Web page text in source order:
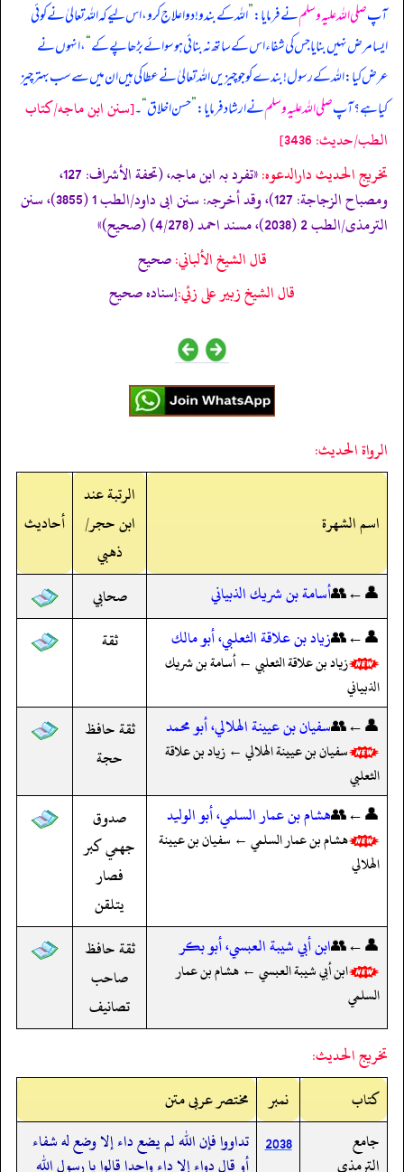
آپصلی اللہ علیہ وسلمنے فرمایا:”اللہ کے بندو! دوا علاج کرو، اس لیے کہ اللہ تعالیٰ نے کوئی
ایسا مرض نہیں بنایا جس کی شفاء اس کے ساتھ نہ بنائی ہو سوائے بڑھاپے کے“، انہوں نے
عرض کیا: اللہ کے رسول! بندے کو جو چیزیں اللہ تعالیٰ نے عطا کی ہیں ان میں سے سب بہتر چیز
کیا ہے؟ آپصلی اللہ علیہ وسلمنے ارشاد فرمایا:”حسن اخلاق“۔[سنن ابن ماجه/كتاب
الطب/حدیث: 3436]
تخریج الحدیث دارالدعوہ:
«تفرد بہ ابن ماجہ، (تحفة الأشراف: 127،
ومصباح الزجاجة: 127)، وقد أخرجہ: سنن ابی داود/الطب 1 (3855)، سنن
الترمذی/الطب 2 (2038)، مسند احمد (4/278) (صحیح)»
قال الشيخ الألباني:صحيح
قال الشيخ زبير على زئي:إسناده صحيح
الرواة الحديث:
اسم الشهرة
الرتبة عند
ابن حجر/
ذهبي
أحاديث
👤←👥أسامة بن شريك الذبياني
صحابي
👤←👥زياد بن علاقة الثعلبي، أبو مالك
زياد بن علاقة الثعلبي ← أسامة بن شريك
الذبياني
ثقة
👤←👥سفيان بن عيينة الهلالي، أبو محمد
سفيان بن عيينة الهلالي ← زياد بن علاقة
الثعلبي
ثقة حافظ
حجة
👤←👥هشام بن عمار السلمي، أبو الوليد
هشام بن عمار السلمي ← سفيان بن عيينة
الهلالي
صدوق
جهمي كبر
فصار
يتلقن
👤←👥ابن أبي شيبة العبسي، أبو بكر
ابن أبي شيبة العبسي ← هشام بن عمار
السلمي
ثقة حافظ
صاحب
تصانيف
تخريج الحديث:
کتاب
نمبر
مختصر عربی متن
جامع
الترمذي
2038 تداووا فإن الله لم يضع داء إلا وضع له شفاء
أو قال دواء إلا داء واحدا قالوا يا رسول الله